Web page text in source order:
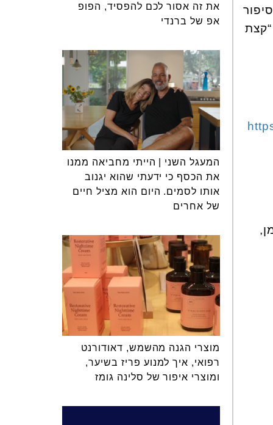
את זה אסור לכם להפסיד, הפופ
אפ של ברנדי
המעגל השני | הייתי מחביאה ממנו
את הכסף כי ידעתי שהוא יגנוב
אותו לסמים. היום הוא מציל חיים
של אחרים
מוצרי הגנה מהשמש, דאודורנט
רפואי, איך למנוע פריז בשיער,
ומוצרי איפור של סלינה גומז